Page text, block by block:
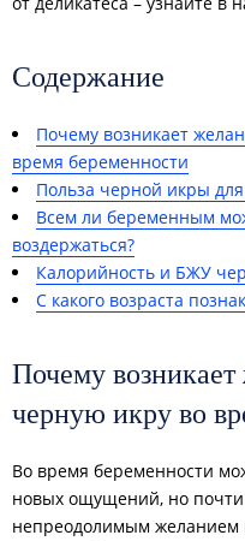
Содержание
Почему возникает
время беременности
Польза черной икры
Всем ли беременным
воздержаться?
Калорийность и БЖУ
С какого возраста
Почему возникает
черную икру во
Во время беременности
новых ощущений, но
непреодолимым желанием